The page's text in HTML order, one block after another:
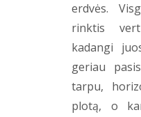
erdvės.
rinktis
kadangi
geriau
tarpu,
plotą, o